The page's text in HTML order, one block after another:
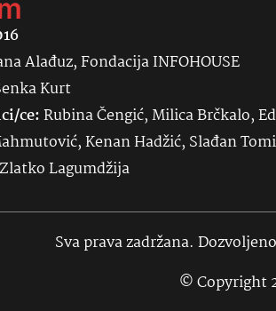
Alađuz, Fondacija INFOHOUSE
Kurt
ce:Rubina Čengić, Milica Brčkalo,
Kenan Hadžić, Slađan
Zlatko Lagumdžija
Sva prava zadržana.
© Copyright